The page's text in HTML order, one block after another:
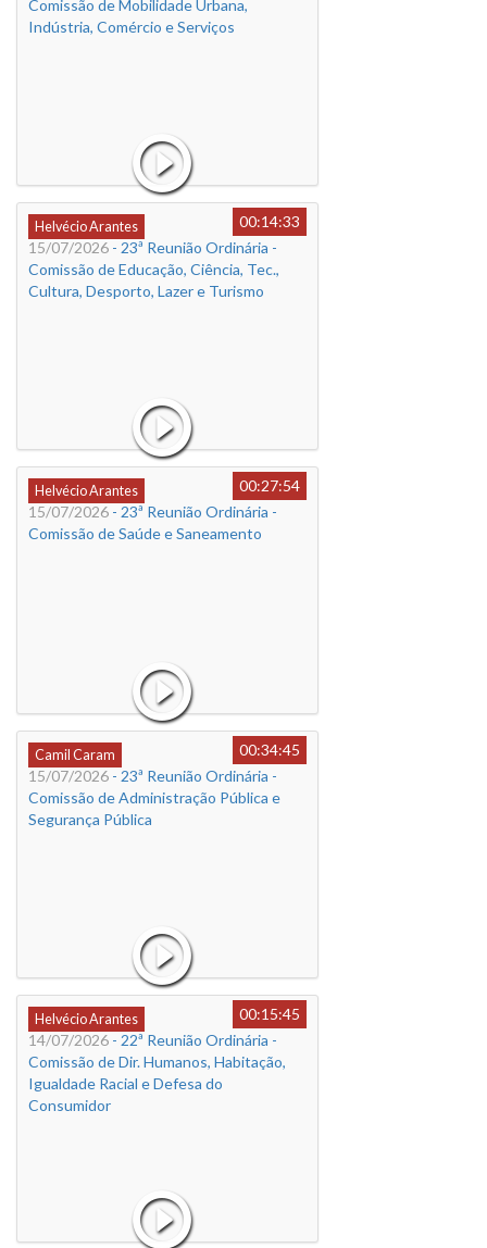
Comissão de Mobilidade Urbana,
Indústria, Comércio e Serviços
Helvécio Arantes
00:14:33
15/07/2026 - 23ª Reunião Ordinária -
Comissão de Educação, Ciência, Tec.,
Cultura, Desporto, Lazer e Turismo
Helvécio Arantes
00:27:54
15/07/2026 - 23ª Reunião Ordinária -
Comissão de Saúde e Saneamento
Camil Caram
00:34:45
15/07/2026 - 23ª Reunião Ordinária -
Comissão de Administração Pública e
Segurança Pública
Helvécio Arantes
00:15:45
14/07/2026 - 22ª Reunião Ordinária -
Comissão de Dir. Humanos, Habitação,
Igualdade Racial e Defesa do
Consumidor